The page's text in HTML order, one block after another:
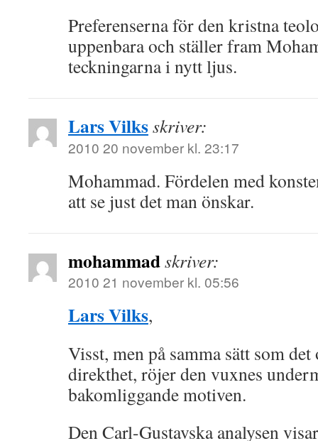
Preferenserna för den kristna
uppenbara och ställer fram
teckningarna i nytt ljus.
Lars Vilksskriver:
2010 20 november kl. 23:17
Mohammad. Fördelen med
att se just det man önskar.
mohammadskriver:
2010 21 november kl. 05:56
Lars Vilks,
Visst, men på samma sätt som
direkthet, röjer den vuxnes
bakomliggande motiven.
Den Carl-Gustavska analysen